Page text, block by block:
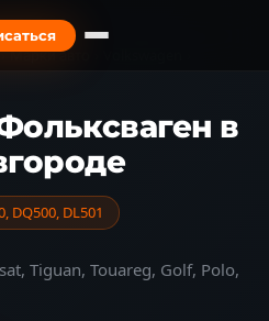
› Марки авто
в
DQ500, DL501
Tiguan, Touareg, Golf, Polo,